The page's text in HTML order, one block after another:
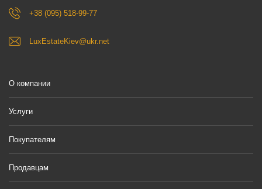
+38 (095) 518-99-77
LuxEstateKiev@ukr.net
О компании
Услуги
Покупателям
Продавцам